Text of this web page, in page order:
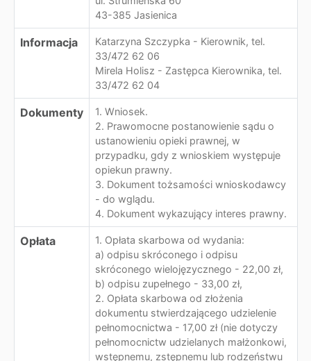
43-385 Jasienica
Informacja
Katarzyna Szczypka - Kierownik, tel.
33/472 62 06
Mirela Holisz - Zastępca Kierownika, tel.
33/472 62 04
Dokumenty
1. Wniosek.
2. Prawomocne postanowienie sądu o
ustanowieniu opieki prawnej, w
przypadku, gdy z wnioskiem występuje
opiekun prawny.
3. Dokument tożsamości wnioskodawcy
- do wglądu.
4. Dokument wykazujący interes prawny.
Opłata
1. Opłata skarbowa od wydania:
a) odpisu skróconego i odpisu
skróconego wielojęzycznego - 22,00 zł,
b) odpisu zupełnego - 33,00 zł,
2. Opłata skarbowa od złożenia
dokumentu stwierdzającego udzielenie
pełnomocnictwa - 17,00 zł (nie dotyczy
pełnomocnictw udzielanych małżonkowi,
wstępnemu, zstępnemu lub rodzeństwu